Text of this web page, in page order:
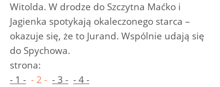
Witolda. W drodze do Szczytna Maćko i
Jagienka spotykają okaleczonego starca –
okazuje się, że to Jurand. Wspólnie udają się
do Spychowa.
strona:
- 1 - - 2 - - 3 - - 4 -